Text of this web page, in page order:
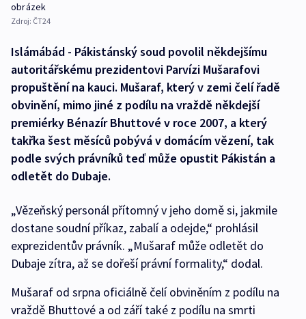
obrázek
Zdroj: ČT24
Islámábád - Pákistánský soud povolil někdejšímu
autoritářskému prezidentovi Parvízi Mušarafovi
propuštění na kauci. Mušaraf, který v zemi čelí řadě
obvinění, mimo jiné z podílu na vraždě někdejší
premiérky Bénazír Bhuttové v roce 2007, a který
takřka šest měsíců pobývá v domácím vězení, tak
podle svých právníků teď může opustit Pákistán a
odletět do Dubaje.
„Vězeňský personál přítomný v jeho domě si, jakmile
dostane soudní příkaz, zabalí a odejde,“ prohlásil
exprezidentův právník. „Mušaraf může odletět do
Dubaje zítra, až se dořeší právní formality,“ dodal.
Mušaraf od srpna oficiálně čelí obviněním z podílu na
vraždě Bhuttové a od září také z podílu na smrti